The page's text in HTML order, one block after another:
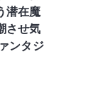
潜在魔
させ気
ンタジ